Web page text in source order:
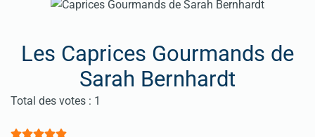
Les Caprices Gourmands de
Sarah Bernhardt
Vote utilisateur:5/
Total des votes : 1